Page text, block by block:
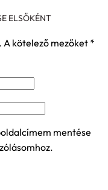
ELSŐKÉNT
A kötelező mezőket *
mentése